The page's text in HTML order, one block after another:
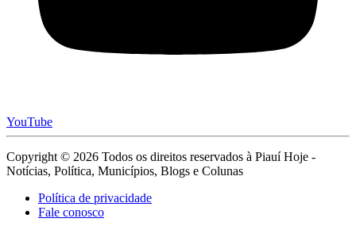
YouTube
Copyright © 2026 Todos os direitos reservados à Piauí Hoje -
Notícias, Política, Municípios, Blogs e Colunas
Política de privacidade
Fale conosco